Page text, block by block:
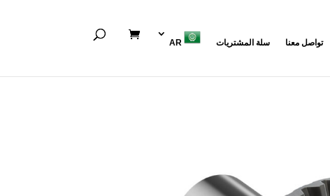
تواصل معنا سلة المشتريات AR